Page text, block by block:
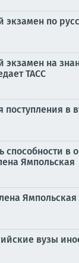
экзамен по
экзамен на
ТАСС
в
способности
Ямпольская
вузы